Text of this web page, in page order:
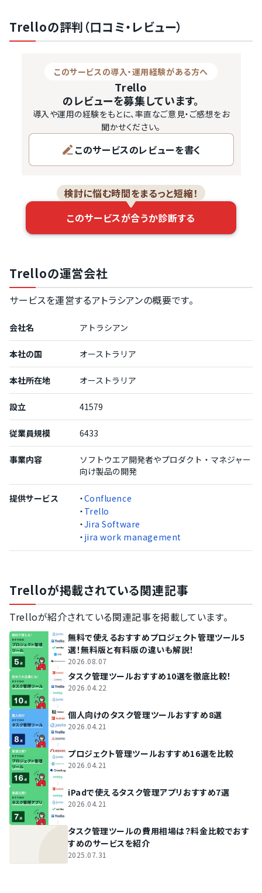
「Trello（トレロ）」は、数多くあるプロジェクト管理ツールの
なかでも海外ツールの代表ともいえる存在です。無料で使
に定着し、実に2,000万人という導入実績につながってい
「Trello」の実力は個人向けタスク管理ツールにとどまりま
せん。Slack、GitHub、Salesforceなどの外部サービス連
携機能も実装される本格的な企業向けプロジェ…
Trelloの評判（口コミ・レビュー）
このサービスの導入・運用経験がある方へ
Trello
のレビューを募集しています。
導入や運用の経験をもとに、率直なご意見・ご感想をお
聞かせください。
このサービスのレビューを書く
検討に悩む時間をまるっと短縮！
このサービスが合うか診断する
Trelloの運営会社
サービスを運営するアトラシアンの概要です。
会社名 アトラシアン
本社の国 オーストラリア
本社所在地 オーストラリア
設立 41579
従業員規模 6433
事業内容
ソフトウエア開発者やプロダクト・マネジャー
向け製品の開発
提供サービス ・Confluence
・ Trello
・Jira Software
・ jira work management
Trelloが掲載されている関連記事
Trelloが紹介されている関連記事を掲載しています。
無料で使えるおすすめプロジェクト管理ツール5
選！無料版と有料版の違いも解説！
2026.08.07
タスク管理ツールおすすめ10選を徹底比較！
2026.04.22
個人向けのタスク管理ツールおすすめ8選
2026.04.21
プロジェクト管理ツールおすすめ16選を比較
2026.04.21
iPadで使えるタスク管理アプリおすすめ7選
2026.04.21
タスク管理ツールの費用相場は？料金比較でおす
すめのサービスを紹介
2025.07.31